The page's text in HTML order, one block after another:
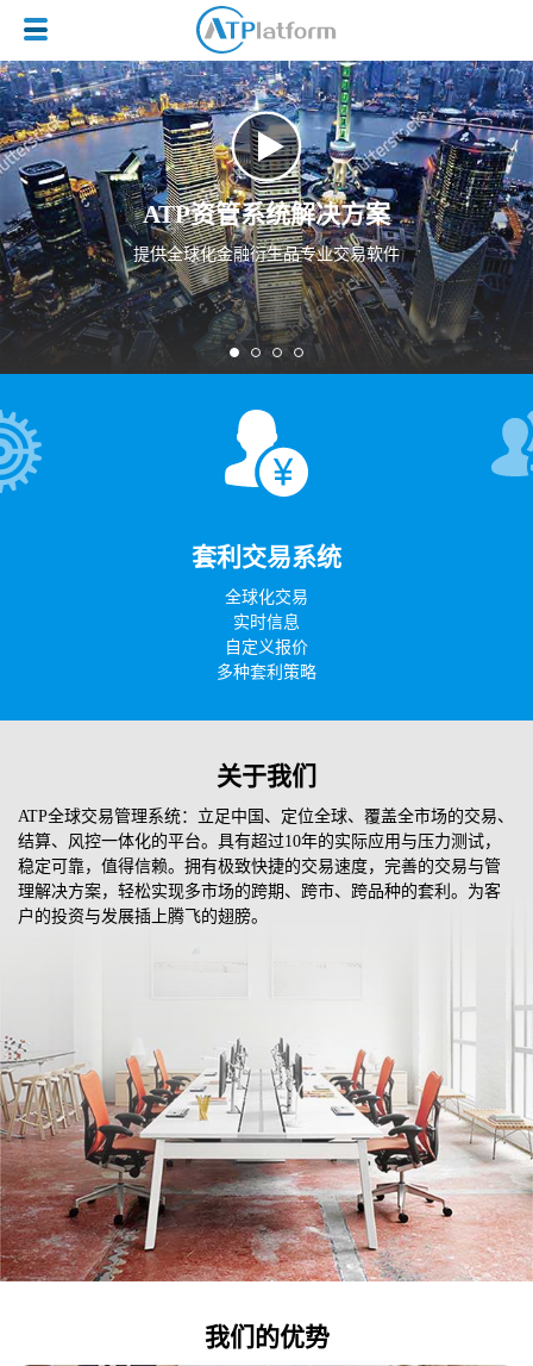
ATP资管系统解决方案
提供全球化金融衍生品专业交易软件
套利交易系统
全球化交易
实时信息
自定义报价
多种套利策略
关于我们
ATP全球交易管理系统：立足中国、定位全球、覆盖全市场的交易、
结算、风控一体化的平台。具有超过10年的实际应用与压力测试，
稳定可靠，值得信赖。拥有极致快捷的交易速度，完善的交易与管
理解决方案，轻松实现多市场的跨期、跨市、跨品种的套利。为客
户的投资与发展插上腾飞的翅膀。
我们的优势